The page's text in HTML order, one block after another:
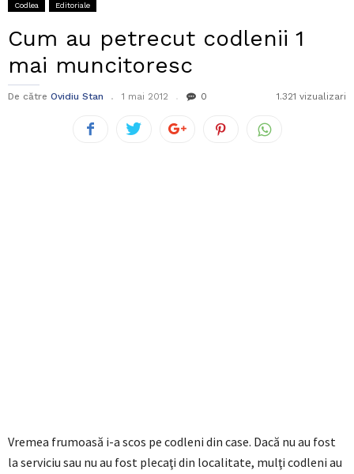
Codlea Editoriale
Cum au petrecut codlenii 1
mai muncitoresc
De către Ovidiu Stan 1 mai 2012 0 1.321 vizualizari
Vremea frumoasă i-a scos pe codleni din case. Dacă nu au fost
la serviciu sau nu au fost plecaţi din localitate, mulţi codleni au